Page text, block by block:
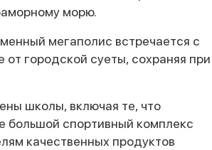
морю.
мегаполис встречается с
городской суеты, сохраняя при
школы, включая те, что
большой спортивный комплекс
качественных продуктов